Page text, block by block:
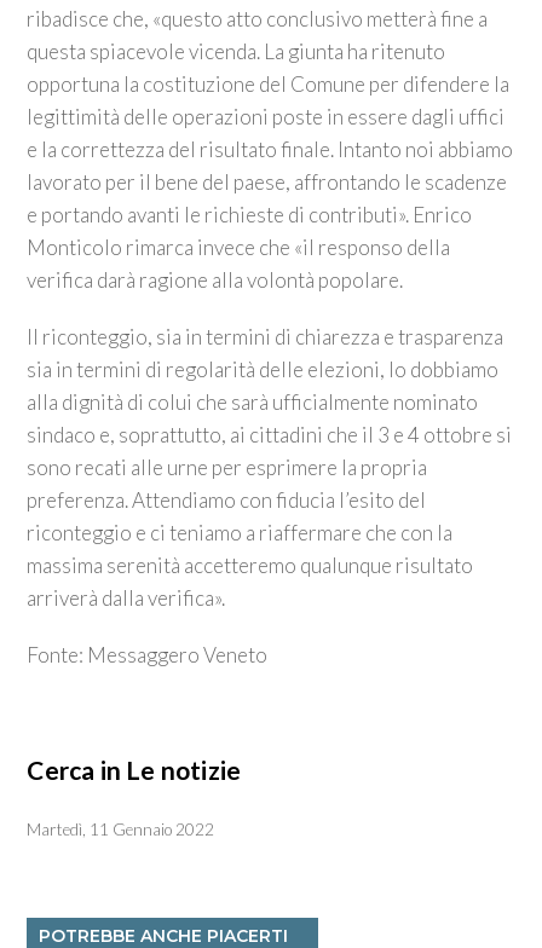
ribadisce che, «questo atto conclusivo metterà fine a
questa spiacevole vicenda. La giunta ha ritenuto
opportuna la costituzione del Comune per difendere la
legittimità delle operazioni poste in essere dagli uffici
e la correttezza del risultato finale. Intanto noi abbiamo
lavorato per il bene del paese, affrontando le scadenze
e portando avanti le richieste di contributi». Enrico
Monticolo rimarca invece che «il responso della
verifica darà ragione alla volontà popolare.
Il riconteggio, sia in termini di chiarezza e trasparenza
sia in termini di regolarità delle elezioni, lo dobbiamo
alla dignità di colui che sarà ufficialmente nominato
sindaco e, soprattutto, ai cittadini che il 3 e 4 ottobre si
sono recati alle urne per esprimere la propria
preferenza. Attendiamo con fiducia l’esito del
riconteggio e ci teniamo a riaffermare che con la
massima serenità accetteremo qualunque risultato
arriverà dalla verifica».
Fonte: Messaggero Veneto
Cerca in Le notizie
Martedì, 11 Gennaio 2022
POTREBBE ANCHE PIACERTI